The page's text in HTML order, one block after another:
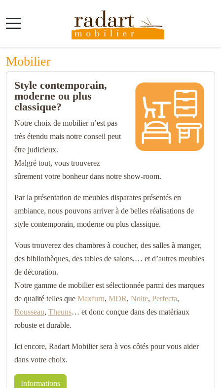
Mobile Menu Toggle
Mobilier
Style contemporain,
moderne ou plus
classique?
Notre choix de mobilier n’est pas
très étendu mais notre conseil peut
être judicieux.
Malgré tout, vous trouverez
sûrement votre bonheur dans notre show-room.
Par la présentation de meubles disparates présentés en
ambiance, nous pouvons arriver à de belles réalisations de
style contemporain, moderne ou plus classique.
Vous trouverez des chambres à coucher, des salles à manger,
des bibliothèques, des tables de salons,… et d’autres meubles
de décoration.
Notre gamme de mobilier est sélectionnée parmi des marques
de qualité telles que Maxfurn, MDR, Nolte, Perfecta,
Rousseau, Theuns… et donc conçue dans des matériaux
robuste et durable.
Ici encore, Radart Mobilier sera à vos côtés pour vous aider
dans votre choix.
Informations